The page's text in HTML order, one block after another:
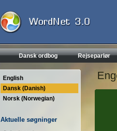
Dansk ordbog Rejseparlør
English
Dansk (Danish)
Norsk (Norwegian)
Aktuelle søgninger